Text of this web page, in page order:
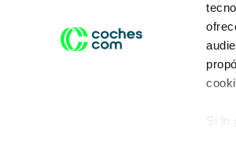
Si lo
Conduce tu futuro,
desata tu movilidad